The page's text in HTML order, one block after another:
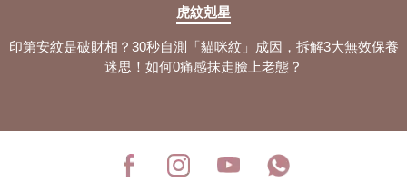
虎紋剋星
印第安紋是破財相？30秒自測「貓咪紋」成因，拆解3大無效保養
迷思！如何0痛感抹走臉上老態？